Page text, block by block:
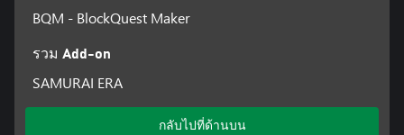
BQM - BlockQuest Maker
รวม Add-on
SAMURAI ERA
กลับไปที่ด้านบน